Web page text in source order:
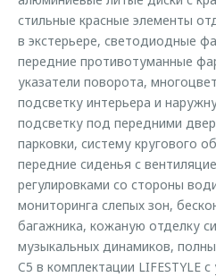
стильные красные элементы
в экстерьере, светодиодные
передние противотуманные
указатели поворота,
подсветку интерьера и
подсветку под передними
парковки, систему кругового
передние сиденья с
регулировками со стороны
мониторинга слепых зон,
багажника, кожаную отделку
музыкальных динамиков,
C5 в комплектации LIFESTYLE